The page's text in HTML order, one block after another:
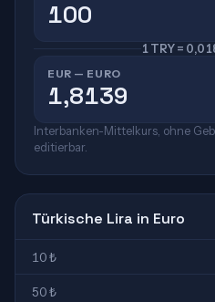
1 TRY =
EUR — EURO
Interbanken-Mittelkurs, ohne
editierbar.
Türkische Lira in Euro
10 ₺
50 ₺